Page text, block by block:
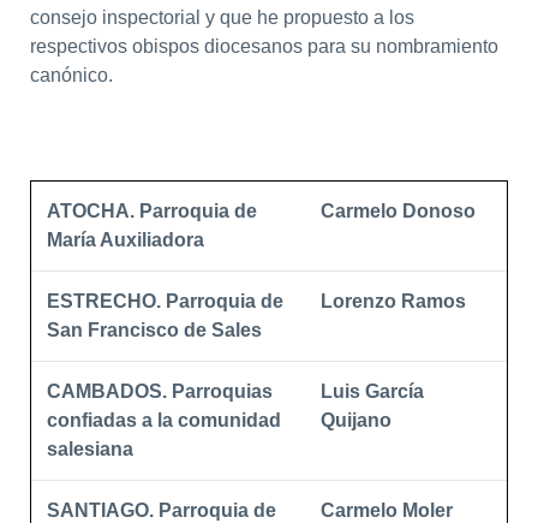
consejo inspectorial y que he propuesto a los
respectivos obispos diocesanos para su nombramiento
canónico.
ATOCHA. Parroquia de
María Auxiliadora
Carmelo Donoso
ESTRECHO. Parroquia de
San Francisco de Sales
Lorenzo Ramos
CAMBADOS. Parroquias
confiadas a la comunidad
salesiana
Luis García
Quijano
SANTIAGO. Parroquia de
Carmelo Moler